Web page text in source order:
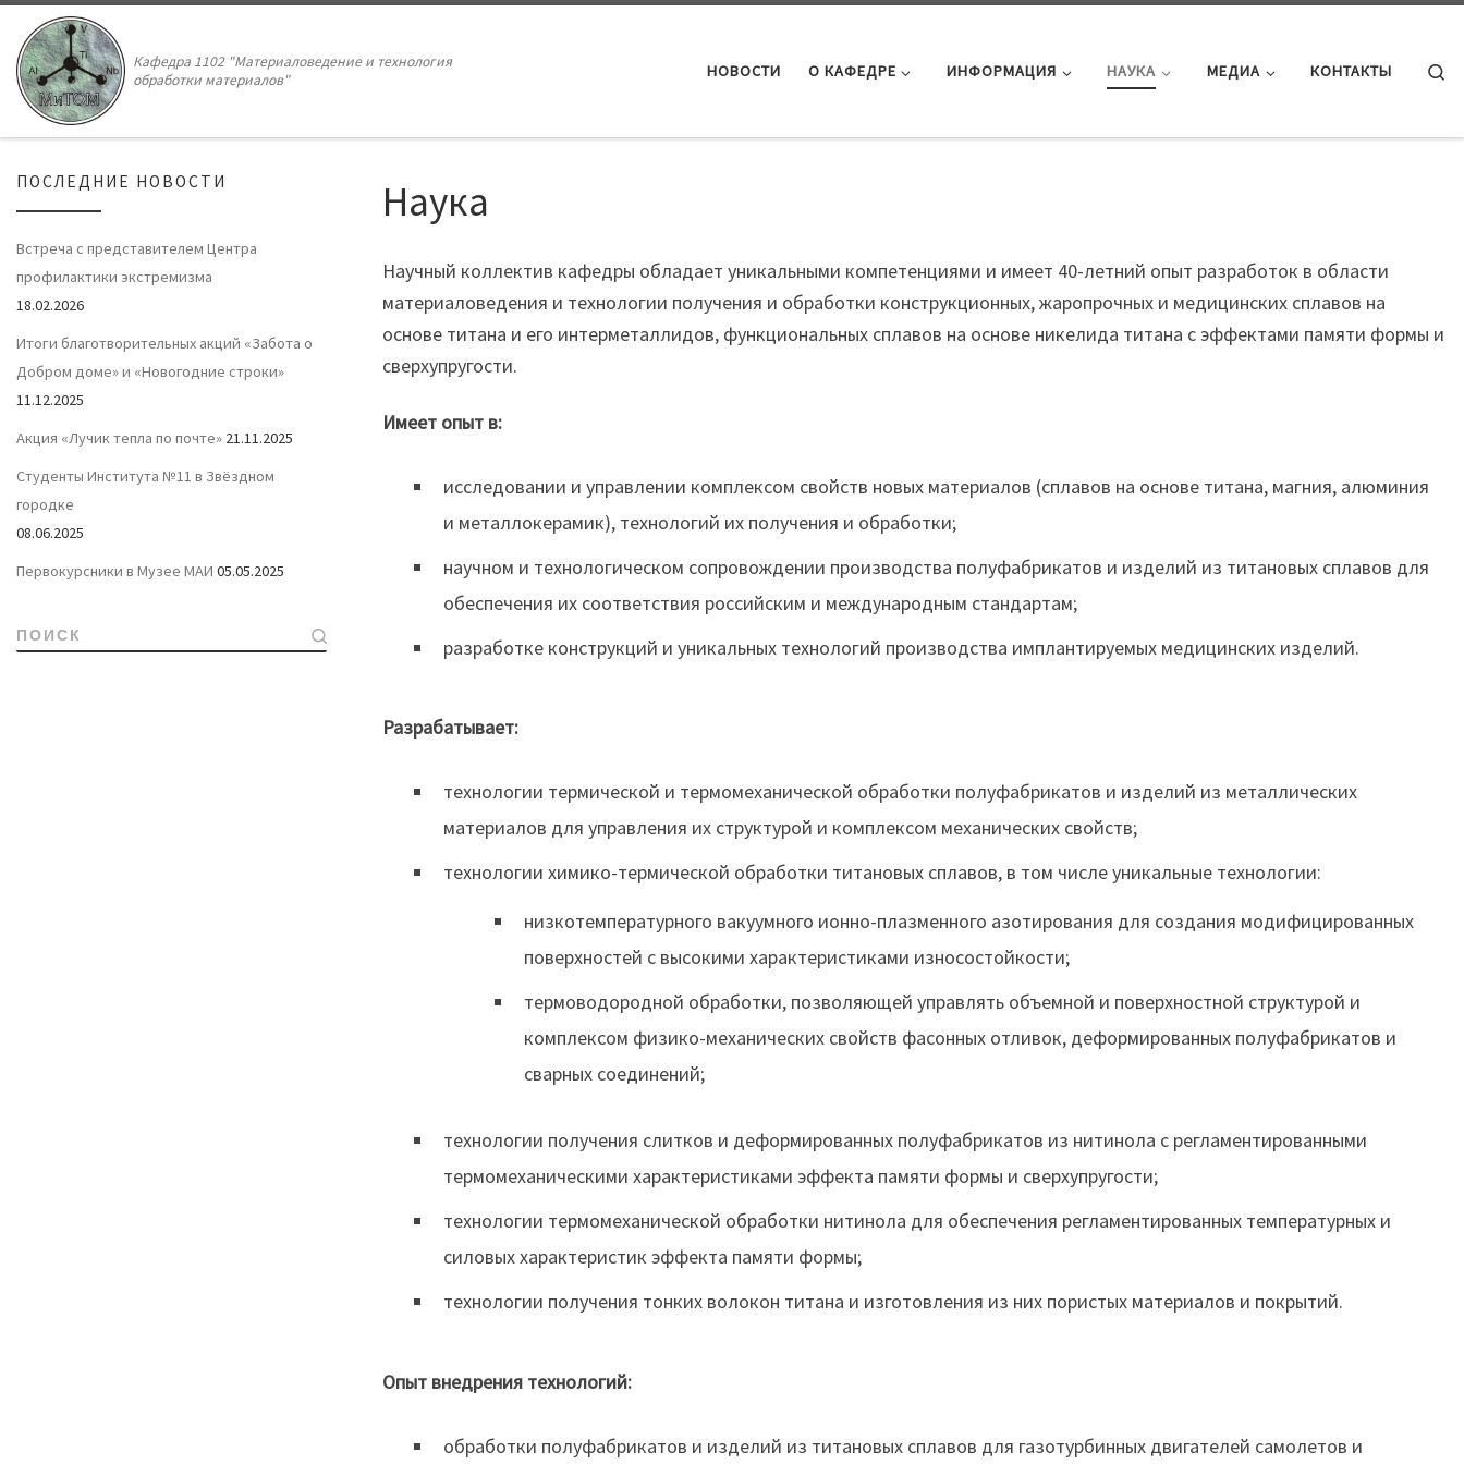
Кафедра 1102 "Материаловедение и технология
обработки материалов"
НОВОСТИ О КАФЕДРЕ ИНФОРМАЦИЯ НАУКА МЕДИА КОНТАКТЫ
Наука
Научный коллектив кафедры обладает уникальными компетенциями и имеет 40-летний опыт разработок в области
материаловедения и технологии получения и обработки конструкционных, жаропрочных и медицинских сплавов на
основе титана и его интерметаллидов, функциональных сплавов на основе никелида титана с эффектами памяти формы и
сверхупругости.
Имеет опыт в:
исследовании и управлении комплексом свойств новых материалов (сплавов на основе титана, магния, алюминия
и металлокерамик), технологий их получения и обработки;
научном и технологическом сопровождении производства полуфабрикатов и изделий из титановых сплавов для
обеспечения их соответствия российским и международным стандартам;
разработке конструкций и уникальных технологий производства имплантируемых медицинских изделий.
Разрабатывает:
технологии термической и термомеханической обработки полуфабрикатов и изделий из металлических
материалов для управления их структурой и комплексом механических свойств;
технологии химико-термической обработки титановых сплавов, в том числе уникальные технологии:
низкотемпературного вакуумного ионно-плазменного азотирования для создания модифицированных
поверхностей с высокими характеристиками износостойкости;
термоводородной обработки, позволяющей управлять объемной и поверхностной структурой и
комплексом физико-механических свойств фасонных отливок, деформированных полуфабрикатов и
сварных соединений;
технологии получения слитков и деформированных полуфабрикатов из нитинола с регламентированными
термомеханическими характеристиками эффекта памяти формы и сверхупругости;
технологии термомеханической обработки нитинола для обеспечения регламентированных температурных и
силовых характеристик эффекта памяти формы;
технологии получения тонких волокон титана и изготовления из них пористых материалов и покрытий.
Опыт внедрения технологий:
обработки полуфабрикатов и изделий из титановых сплавов для газотурбинных двигателей самолетов и
ПОСЛЕДНИЕ НОВОСТИ
Встреча с представителем Центра
профилактики экстремизма
18.02.2026
Итоги благотворительных акций «Забота о
Добром доме» и «Новогодние строки»
11.12.2025
Акция «Лучик тепла по почте» 21.11.2025
Cтуденты Института №11 в Звёздном
городке
08.06.2025
Первокурсники в Музее МАИ 05.05.2025
ПОИСК